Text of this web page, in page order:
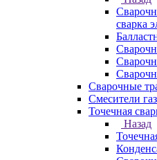
сварка
Сварочные
Смесители
Точечная
Назад